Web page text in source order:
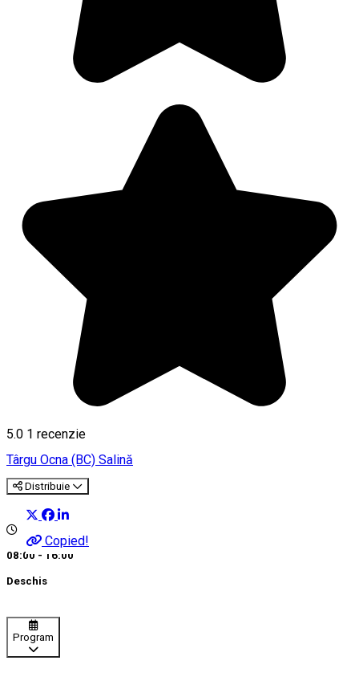
5.0 1 recenzie
Târgu Ocna (BC) Salină
Distribuie
Copied!
08:00 - 16:00
Deschis
Program